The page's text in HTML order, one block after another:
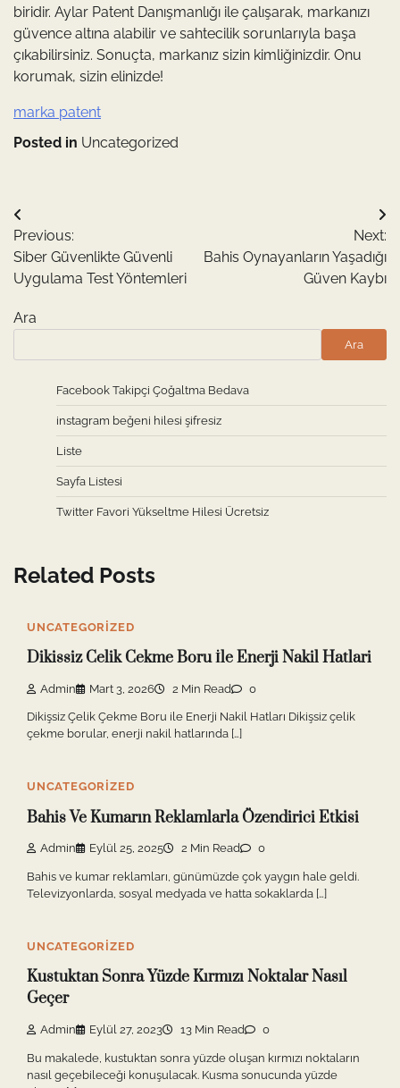
biridir. Aylar Patent Danışmanlığı ile çalışarak, markanızı
güvence altına alabilir ve sahtecilik sorunlarıyla başa
çıkabilirsiniz. Sonuçta, markanız sizin kimliğinizdir. Onu
korumak, sizin elinizde!
marka patent
Posted in Uncategorized
Yazı
gezinmesi
Previous:
Siber Güvenlikte Güvenli
Uygulama Test Yöntemleri
Next:
Bahis Oynayanların Yaşadığı
Güven Kaybı
Ara
Ara
Facebook Takipçi Çoğaltma Bedava
instagram beğeni hilesi şifresiz
Liste
Sayfa Listesi
Twitter Favori Yükseltme Hilesi Ücretsiz
Related Posts
UNCATEGORIZED
Dikissiz Celik Cekme Boru İle Enerji Nakil Hatlari
Admin Mart 3, 2026 2 Min Read 0
Dikişsiz Çelik Çekme Boru ile Enerji Nakil Hatları Dikişsiz çelik
çekme borular, enerji nakil hatlarında […]
UNCATEGORIZED
Bahis Ve Kumarın Reklamlarla Özendirici Etkisi
Admin Eylül 25, 2025 2 Min Read 0
Bahis ve kumar reklamları, günümüzde çok yaygın hale geldi.
Televizyonlarda, sosyal medyada ve hatta sokaklarda […]
UNCATEGORIZED
Kustuktan Sonra Yüzde Kırmızı Noktalar Nasıl
Geçer
Admin Eylül 27, 2023 13 Min Read 0
Bu makalede, kustuktan sonra yüzde oluşan kırmızı noktaların
nasıl geçebileceği konuşulacak. Kusma sonucunda yüzde